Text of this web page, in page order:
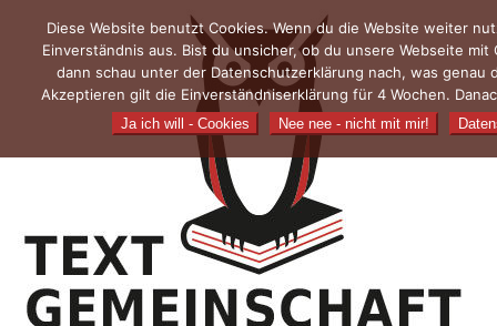
content
Diese Website benutzt Cookies. Wenn du die Website weiter
Einverständnis aus. Bist du unsicher, ob du unsere Webseite
dann schau unter der Datenschutzerklärung nach, was genau
Akzeptieren gilt die Einverständniserklärung für 4 Wochen.
Ja ich will - Cookies Nee nee - nicht mit mir!